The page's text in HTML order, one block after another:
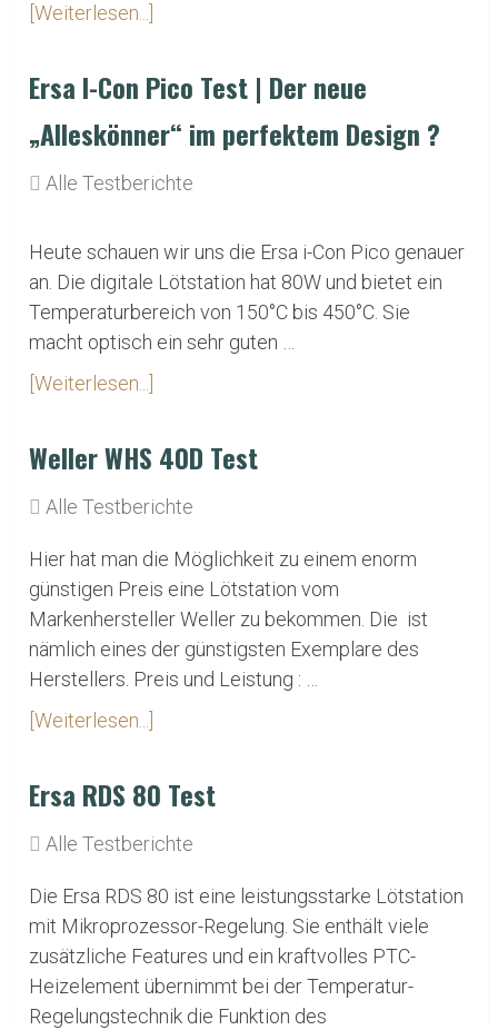
[Weiterlesen...]
Ersa I-Con Pico Test | Der neue
„Alleskönner“ im perfektem Design ?
Alle Testberichte
Heute schauen wir uns die Ersa i-Con Pico genauer
an. Die digitale Lötstation hat 80W und bietet ein
Temperaturbereich von 150°C bis 450°C. Sie
macht optisch ein sehr guten …
[Weiterlesen...]
Weller WHS 40D Test
Alle Testberichte
Hier hat man die Möglichkeit zu einem enorm
günstigen Preis eine Lötstation vom
Markenhersteller Weller zu bekommen. Die ist
nämlich eines der günstigsten Exemplare des
Herstellers. Preis und Leistung : …
[Weiterlesen...]
Ersa RDS 80 Test
Alle Testberichte
Die Ersa RDS 80 ist eine leistungsstarke Lötstation
mit Mikroprozessor-Regelung. Sie enthält viele
zusätzliche Features und ein kraftvolles PTC-
Heizelement übernimmt bei der Temperatur-
Regelungstechnik die Funktion des